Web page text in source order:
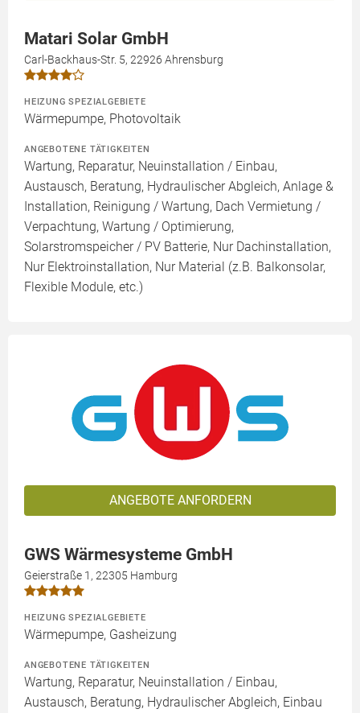
Matari Solar GmbH
Carl-Backhaus-Str. 5, 22926 Ahrensburg
HEIZUNG SPEZIALGEBIETE
Wärmepumpe, Photovoltaik
ANGEBOTENE TÄTIGKEITEN
Wartung, Reparatur, Neuinstallation / Einbau,
Austausch, Beratung, Hydraulischer Abgleich, Anlage &
Installation, Reinigung / Wartung, Dach Vermietung /
Verpachtung, Wartung / Optimierung,
Solarstromspeicher / PV Batterie, Nur Dachinstallation,
Nur Elektroinstallation, Nur Material (z.B. Balkonsolar,
Flexible Module, etc.)
ANGEBOTE ANFORDERN
GWS Wärmesysteme GmbH
Geierstraße 1, 22305 Hamburg
HEIZUNG SPEZIALGEBIETE
Wärmepumpe, Gasheizung
ANGEBOTENE TÄTIGKEITEN
Wartung, Reparatur, Neuinstallation / Einbau,
Austausch, Beratung, Hydraulischer Abgleich, Einbau